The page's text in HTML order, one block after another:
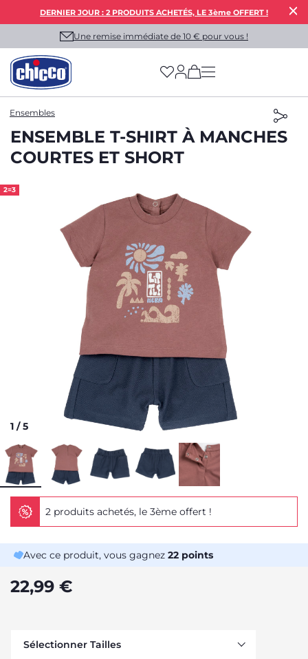
DERNIER JOUR : 2 PRODUITS ACHETÉS, LE 3ème OFFERT !
Une remise immédiate de 10 € pour vous !
(has more options
Ensembles
ENSEMBLE T-SHIRT À MANCHES
COURTES ET SHORT
2=3
1 /5
2 produits achetés, le 3ème offert !
Avec ce produit, vous gagnez 22 points
22,99 €
Sélectionner Tailles